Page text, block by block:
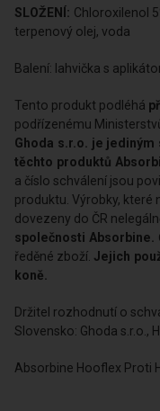
SLOŽENÍ: Chloroxilenol
terpenový olej, voda
Balení: lahvička s
Tento produkt podléhá
podřízenému
Ghoda s.r.o. je jediným
těchto produktů
a číslo schválení jsou
produktu. Výrobky, které
dovezeny do ČR
společnosti Absorbine.
ředěné zboží. Jejich
koně.
Držitel rozhodnutí o
Slovensko: Ghoda s.r.o.,
Absorbine Hooflex Proti